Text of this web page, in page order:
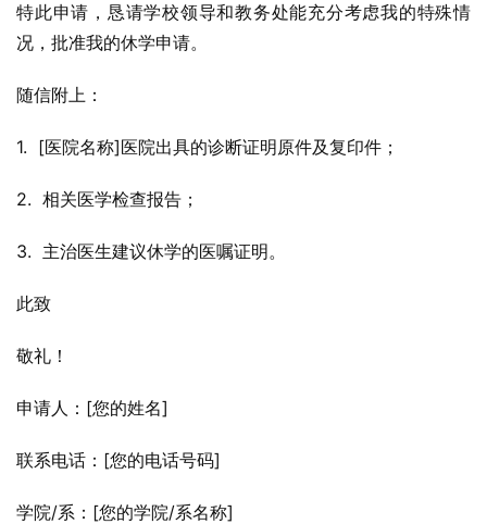
特此申请，恳请学校领导和教务处能充分考虑我的特殊情
况，批准我的休学申请。
随信附上：
1.  [医院名称]医院出具的诊断证明原件及复印件；
2.  相关医学检查报告；
3.  主治医生建议休学的医嘱证明。
此致
敬礼！
申请人：[您的姓名]
联系电话：[您的电话号码]
学院/系：[您的学院/系名称]